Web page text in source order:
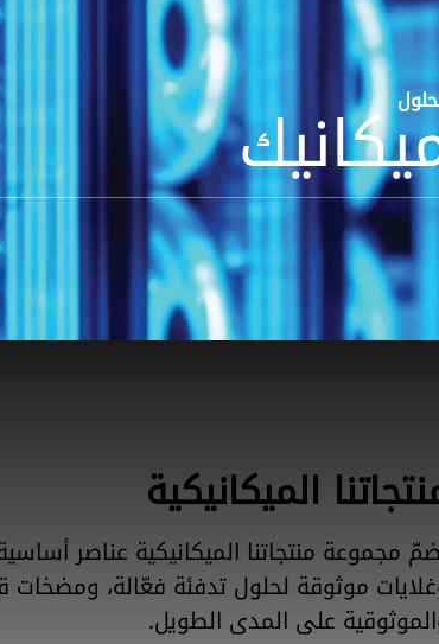
الميكانيكية
مجموعة منتجاتنا الميكانيكية عناصر
موثوقة لحلول تدفئة فعّالة، ومضخات
على المدى الطويل.